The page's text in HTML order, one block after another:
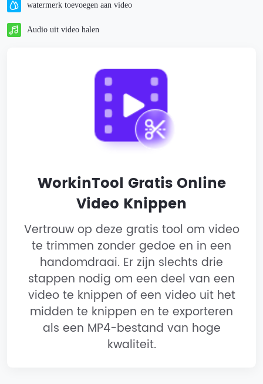
watermerk toevoegen aan video
Audio uit video halen
WorkinTool Gratis Online
Video Knippen
Vertrouw op deze gratis tool om video
te trimmen zonder gedoe en in een
handomdraai. Er zijn slechts drie
stappen nodig om een deel van een
video te knippen of een video uit het
midden te knippen en te exporteren
als een MP4-bestand van hoge
kwaliteit.